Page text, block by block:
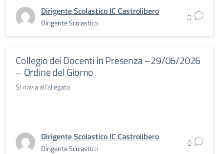
Dirigente Scolastico IC Castrolibero
Dirigente Scolastico 0
Collegio dei Docenti in Presenza –29/06/2026
– Ordine del Giorno
Si rinvia all'allegato
Dirigente Scolastico IC Castrolibero
Dirigente Scolastico 0